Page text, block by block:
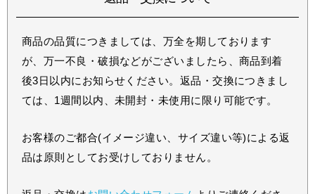
商品の品質につきましては、万全を期しております
が、万一不良・破損などがございましたら、商品到着
後3日以内にお知らせください。返品・交換につきまし
ては、1週間以内、未開封・未使用に限り可能です。
お客様のご都合(イメージ違い、サイズ違い等)による返
品は原則としてお受けしておりません。